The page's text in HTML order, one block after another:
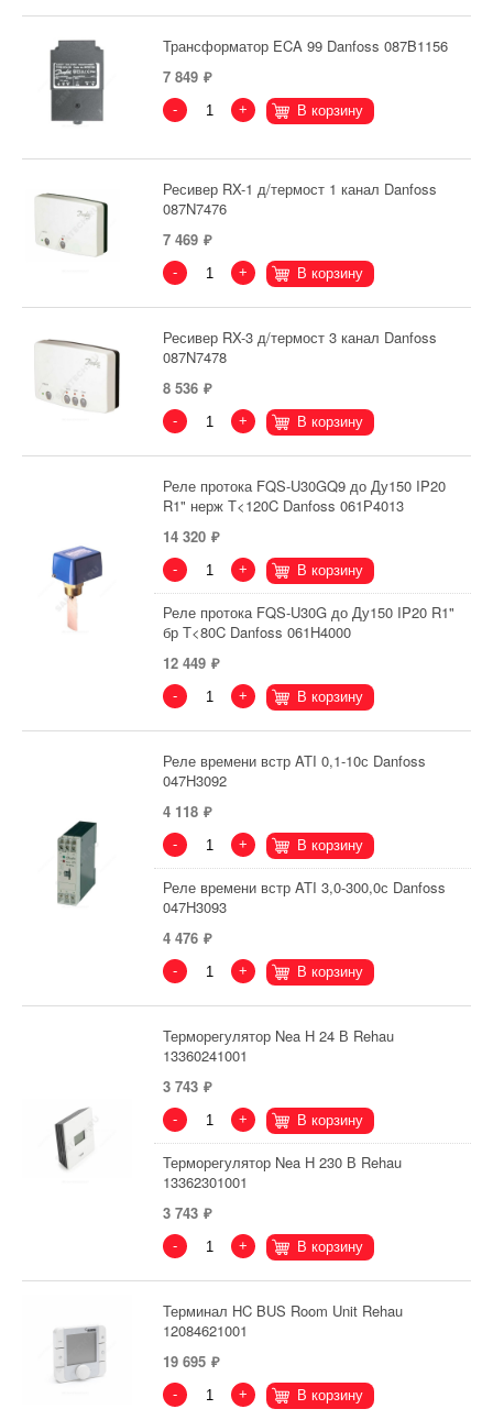
Трансформатор ECA 99 Danfoss 087B1156
7 849
- + В корзину
Ресивер RX-1 д/термост 1 канал Danfoss
087N7476
7 469
- + В корзину
Ресивер RX-3 д/термост 3 канал Danfoss
087N7478
8 536
- + В корзину
Реле протока FQS-U30GQ9 до Ду150 IP20
R1" нерж Т<120C Danfoss 061Р4013
14 320
- + В корзину
Реле протока FQS-U30G до Ду150 IP20 R1"
бр T<80C Danfoss 061H4000
12 449
- + В корзину
Реле времени встр ATI 0,1-10с Danfoss
047H3092
4 118
- + В корзину
Реле времени встр ATI 3,0-300,0с Danfoss
047H3093
4 476
- + В корзину
Терморегулятор Nea H 24 В Rehau
13360241001
3 743
- + В корзину
Терморегулятор Nea H 230 В Rehau
13362301001
3 743
- + В корзину
Терминал HC BUS Room Unit Rehau
12084621001
19 695
- + В корзину